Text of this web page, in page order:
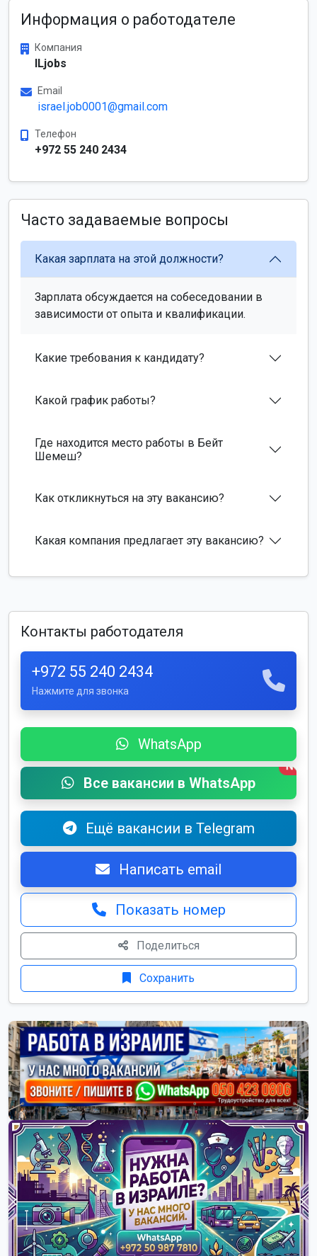
Информация о работодателе
Компания
ILjobs
Email
israel.job0001@gmail.com
Телефон
+972 55 240 2434
Часто задаваемые вопросы
Какая зарплата на этой должности?
Зарплата обсуждается на собеседовании в
зависимости от опыта и квалификации.
Какие требования к кандидату?
Какой график работы?
Где находится место работы в Бейт
Шемеш?
Как откликнуться на эту вакансию?
Какая компания предлагает эту вакансию?
Контакты работодателя
+972 55 240 2434
Нажмите для звонка
WhatsApp
Все вакансии в WhatsApp
New
Ещё вакансии в Telegram
Написать email
Показать номер
Поделиться
Сохранить